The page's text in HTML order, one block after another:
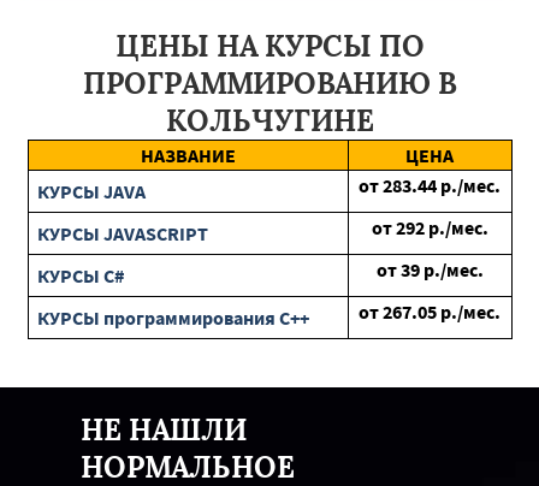
Белогорск Ерофей Павлович Райчихинск
Циолковский Архара Новобурейский
Сковородино
Экимчан Бурея Завитинск Ивня Ракитное Ровеньки
Губкин Пролетарск Белгород
Вейделевка Яковлевка Борисовка
Волоконовка
ЦЕНЫ НА КУРСЫ ПО
ПРОГРАММИРОВАНИЮ В
КОЛЬЧУГИНЕ
НАЗВАНИЕ
ЦЕНА
КУРСЫ JAVA
от283.44 р./мес.
КУРСЫ JAVASCRIPT
от292 р./мес.
КУРСЫ C#
от39 р./мес.
КУРСЫ программирования C++
от267.05 р./мес.
НЕ НАШЛИ
НОРМАЛЬНОЕ